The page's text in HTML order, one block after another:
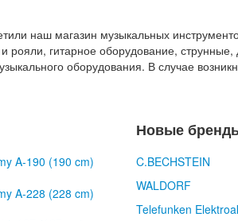
наш магазин музыкальных
рояли, гитарное оборудование,
оборудования. В случае
A-190 (190 cm)
A-228 (228 cm)
Новые
C.BECHSTEIN
WALDORF
Telefunken